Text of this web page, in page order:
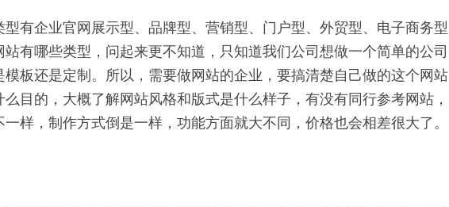
有企业官网展示型、品牌型、营销型、门户型、外贸型、电子商务型
有哪些类型，问起来更不知道，只知道我们公司想做一个简单的公司
板还是定制。所以，需要做网站的企业，要搞清楚自己做的这个网站
目的，大概了解网站风格和版式是什么样子，有没有同行参考网站，
样，制作方式倒是一样，功能方面就大不同，价格也会相差很大了。